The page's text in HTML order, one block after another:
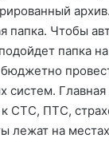
папка. Чтобы
папка
систем.
СТС, ПТС,
лежат на